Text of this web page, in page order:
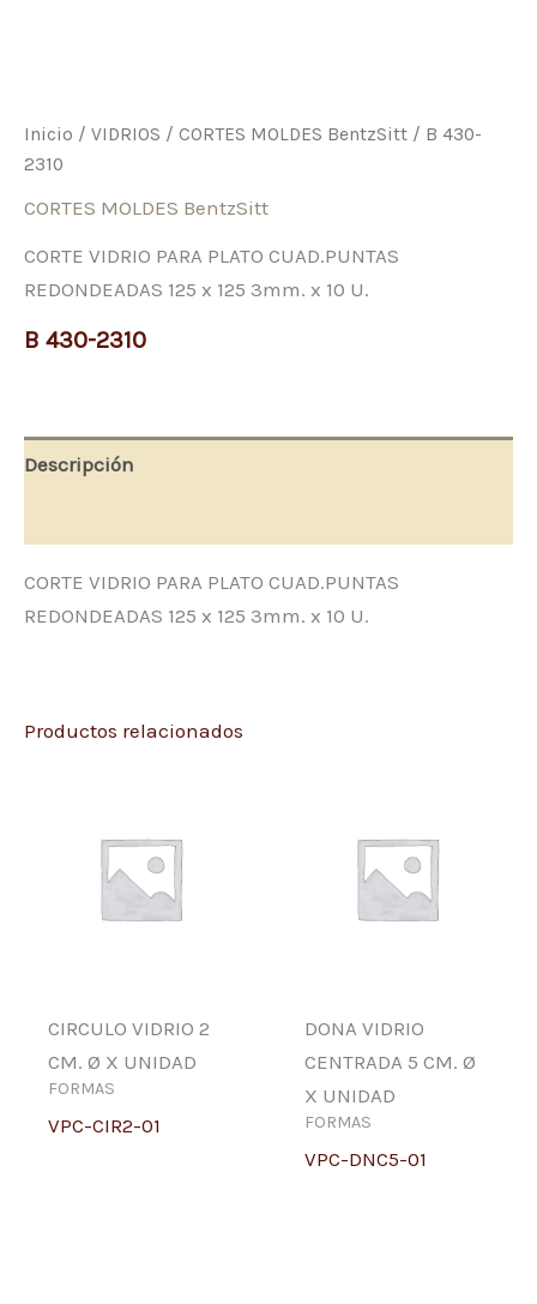
Inicio / VIDRIOS / CORTES MOLDES BentzSitt / B 430-
2310
CORTES MOLDES BentzSitt
CORTE VIDRIO PARA PLATO CUAD.PUNTAS
REDONDEADAS 125 x 125 3mm. x 10 U.
B 430-2310
Descripción
CORTE VIDRIO PARA PLATO CUAD.PUNTAS
REDONDEADAS 125 x 125 3mm. x 10 U.
Productos relacionados
CIRCULO VIDRIO 2
CM. Ø X UNIDAD
FORMAS
VPC-CIR2-01
DONA VIDRIO
CENTRADA 5 CM. Ø
X UNIDAD
FORMAS
VPC-DNC5-01